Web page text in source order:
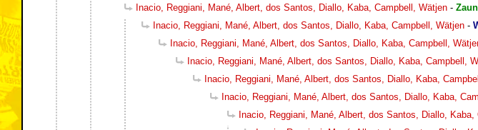
Inacio, Reggiani, Mané, Albert, dos Santos, Diallo, Kaba, Campbell, Wätjen -
Inacio, Reggiani, Mané, Albert, dos Santos, Diallo, Kaba, Campbell, Wätjen -
Inacio, Reggiani, Mané, Albert, dos Santos, Diallo, Kaba, Campbell,
Inacio, Reggiani, Mané, Albert, dos Santos, Diallo, Kaba, Campbell,
Inacio, Reggiani, Mané, Albert, dos Santos, Diallo, Kaba,
Inacio, Reggiani, Mané, Albert, dos Santos, Diallo, Kaba,
Inacio, Reggiani, Mané, Albert, dos Santos, Diallo, Kaba,